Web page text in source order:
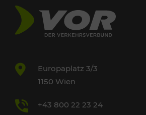
Europaplatz 3/3
1150 Wien
+43 800 22 23 24